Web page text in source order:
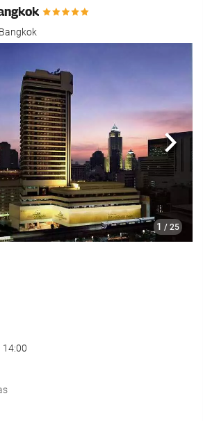
1 / 25
14:00